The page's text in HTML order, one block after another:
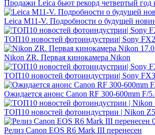
Продажи Leica бьют рекорд четвертый год
Leica M11-V. Подробности о будущей
ТОП10 новостей фотоиндустрии| Sony
Nikon ZR. Первая кинокамера Nikon
ТОП10 новостей фотоиндустрии| Sony
Ожидается анонс Canon RF 300-600mm F/
ТОП10 новостей фотоиндустрии | Nikon
Релиз Canon EOS R6 Mark III перенесен